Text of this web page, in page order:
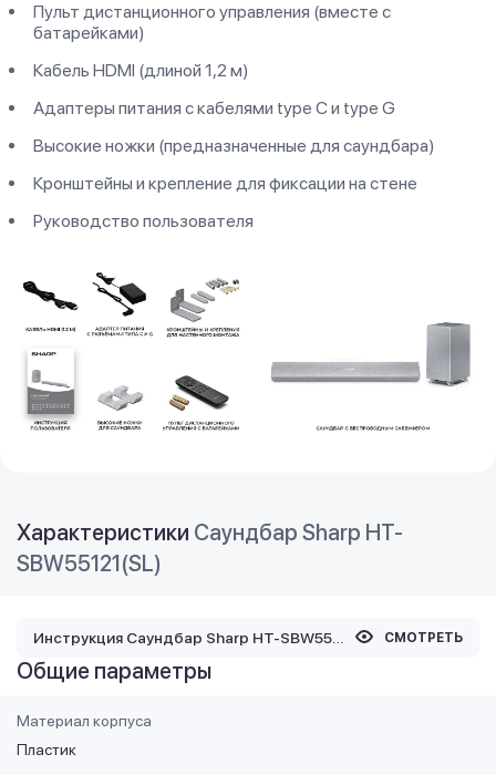
Пульт дистанционного управления (вместе с
батарейками)
Кабель HDMI (длиной 1,2 м)
Адаптеры питания с кабелями type C и type G
Высокие ножки (предназначенные для саундбара)
Кронштейны и крепление для фиксации на стене
Руководство пользователя
Характеристики Саундбар Sharp HT-
SBW55121(SL)
СМОТРЕТЬ
Общие параметры
Материал корпуса
Пластик